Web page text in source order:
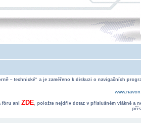
– technické“ a je zaměřeno k diskuzi o navigačních
fóru ani ZDE, položte nejdřív dotaz v příslušném vlákně a